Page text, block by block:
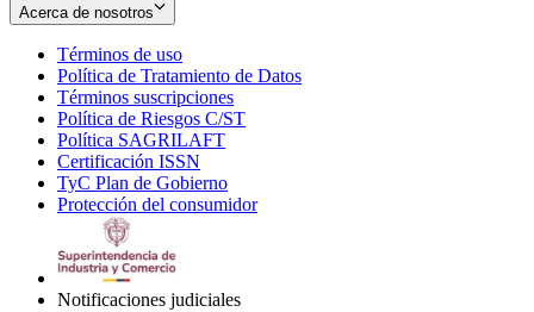
Acerca de nosotros
Términos de uso
in
new
window
Política de Tratamiento de Datos
Términos suscripciones
in
Política de Riesgos C/ST
Política SAGRILAFT
new
window
Certificación ISSN
in
new
TyC Plan de Gobierno
in
Protección del consumidorOpens
Notificaciones judiciales